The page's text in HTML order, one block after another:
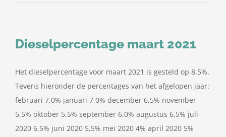
Dieselpercentage maart 2021
Het dieselpercentage voor maart 2021 is gesteld op 8,5%.
Tevens hieronder de percentages van het afgelopen jaar:
februari 7,0% januari 7,0% december 6,5% november
5,5% oktober 5,5% september 6,0% augustus 6,5% juli
2020 6,5% juni 2020 5,5% mei 2020 4% april 2020 5%